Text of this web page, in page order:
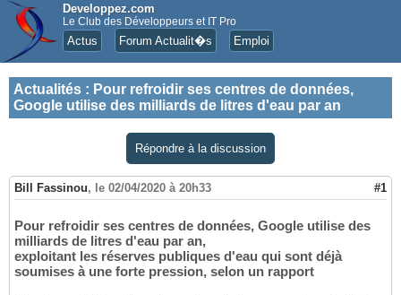
Developpez.com
Le Club des Développeurs et IT Pro
Actus Forum Actualit�s Emploi
Actualités : Pour refroidir ses centres de données,
Google utilise des milliards de litres d'eau par an
Répondre à la discussion
Bill Fassinou, le 02/04/2020 à 20h33 #1
Pour refroidir ses centres de données, Google utilise des
milliards de litres d'eau par an,
exploitant les réserves publiques d'eau qui sont déjà
soumises à une forte pression, selon un rapport